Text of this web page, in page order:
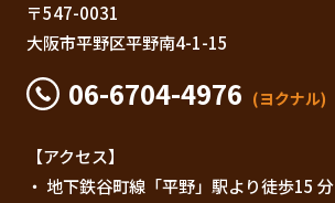
〒547-0031
大阪市平野区平野南4-1-15
06-6704-4976 (ヨクナル)
【アクセス】
・ 地下鉄谷町線「平野」駅より徒歩15 分